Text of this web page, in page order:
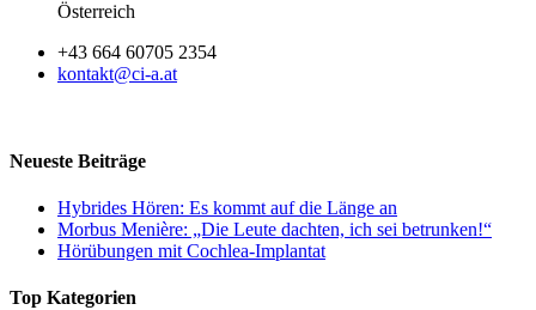
Österreich
+43 664 60705 2354
kontakt@ci-a.at
Neueste Beiträge
Hybrides Hören: Es kommt auf die Länge an
Morbus Menière: „Die Leute dachten, ich sei betrunken!“
Hörübungen mit Cochlea-Implantat
Top Kategorien